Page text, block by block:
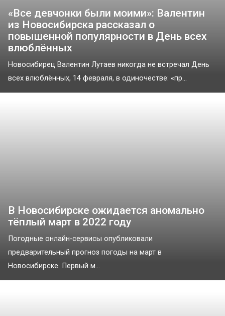
«Все девчонки были моими»: Валентин
из Новосибирска рассказал о
повышенной популярности в День всех
влюблённых
Новосибирец Валентин Лутаев никогда не встречал День
всех влюблённых, 14 февраля, в одиночестве: «пр...
В Новосибирске ожидается аномально
тёплый март в 2022 году
Погодные онлайн-сервисы опубликовали
предварительный прогноз погоды на март в
Новосибирске. Первый м...